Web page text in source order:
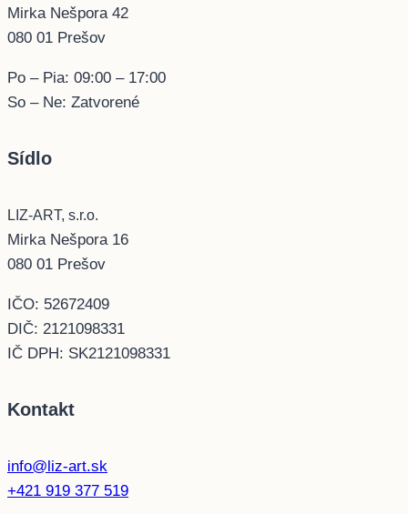
Mirka Nešpora 42
080 01 Prešov
Po – Pia: 09:00 – 17:00
So – Ne: Zatvorené
Sídlo
LIZ-ART, s.r.o.
Mirka Nešpora 16
080 01 Prešov
IČO: 52672409
DIČ: 2121098331
IČ DPH: SK2121098331
Kontakt
info@liz-art.sk
+421 919 377 519